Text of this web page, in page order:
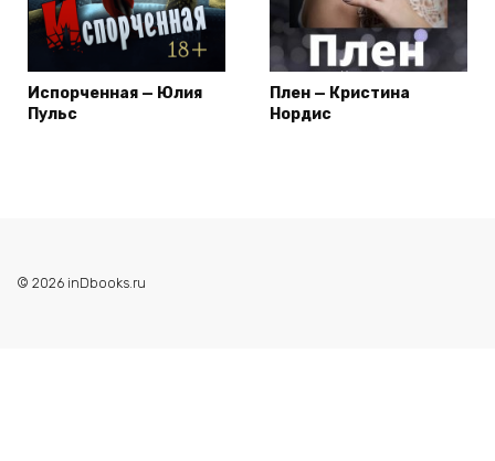
Испорченная — Юлия
Пульс
Плен — Кристина
Нордис
© 2026 inDbooks.ru